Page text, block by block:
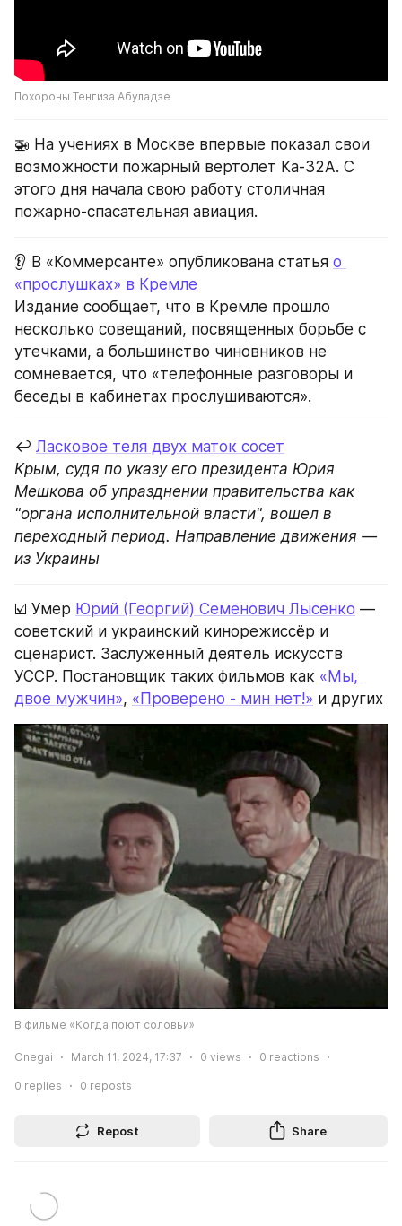
Похороны Тенгиза Абуладзе
🚁 На учениях в Москве впервые показал свои
возможности пожарный вертолет Ка-32А. С
этого дня начала свою работу столичная
пожарно-спасательная авиация.
👂 В «Коммерсанте» опубликована статья о
«прослушках» в Кремле
Издание сообщает, что в Кремле прошло
несколько совещаний, посвященных борьбе с
утечками, а большинство чиновников не
сомневается, что «телефонные разговоры и
беседы в кабинетах прослушиваются».
↩️ Ласковое теля двух маток сосет
Крым, судя по указу его президента Юрия
Мешкова об упразднении правительства как
"органа исполнительной власти", вошел в
переходный период. Направление движения —
из Украины
☑️ Умер Юрий (Георгий) Семенович Лысенко —
советский и украинский кинорежиссёр и
сценарист. Заслуженный деятель искусств
УССР. Постановщик таких фильмов как «Мы,
двое мужчин», «Проверено - мин нет!» и других
В фильме «Когда поют соловьи»
Onegai March 11, 2024, 17:37 0 views 0 reactions
0 replies 0 reposts
Repost Share